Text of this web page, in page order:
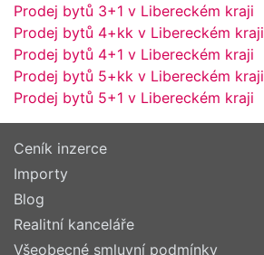
Prodej bytů 3+1 v Libereckém kraji
Prodej bytů 4+kk v Libereckém kraji
Prodej bytů 4+1 v Libereckém kraji
Prodej bytů 5+kk v Libereckém kraji
Prodej bytů 5+1 v Libereckém kraji
Ceník inzerce
Importy
Blog
Realitní kanceláře
Všeobecné smluvní podmínky